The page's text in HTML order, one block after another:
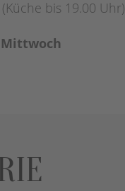
bis 19.00 Uhr)